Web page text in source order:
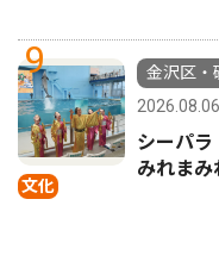
9
文化
金沢区・
2026.08.06
シーパ
みれまみ